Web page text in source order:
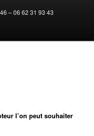
– 06 62 31 93 43
l’on peut souhaiter